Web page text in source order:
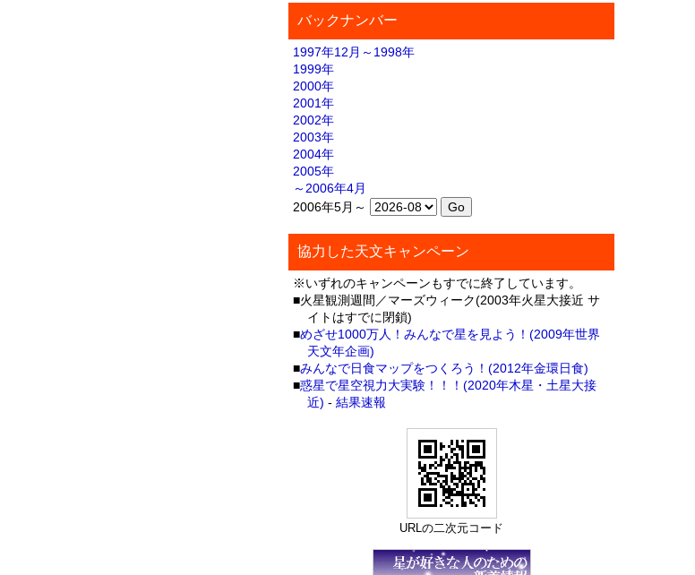
バックナンバー
1997年12月～1998年
1999年
2000年
2001年
2002年
2003年
2004年
2005年
～2006年4月
2006年5月～
協力した天文キャンペーン
※いずれのキャンペーンもすでに終了しています。
■火星観測週間／マーズウィーク(2003年火星大接近 サ
イトはすでに閉鎖)
■めざせ1000万人！みんなで星を見よう！(2009年世界
天文年企画)
■みんなで日食マップをつくろう！(2012年金環日食)
■惑星で星空視力大実験！！！(2020年木星・土星大接
近) -結果速報
URLの二次元コード